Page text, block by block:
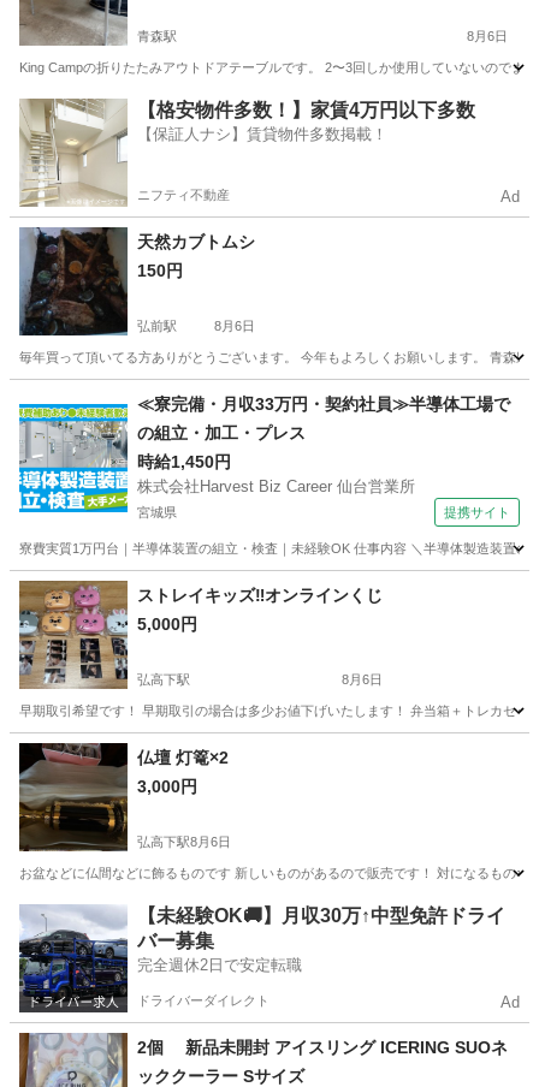
青森駅 8月6日
King Campの折りたたみアウトドアテーブルです。 2〜3回しか使用していないので
青森 青森市 青森駅 その他
【格安物件多数！】家賃4万円以下多数
【保証人ナシ】賃貸物件多数掲載！
ニフティ不動産 Ad
天然カブトムシ
150円
弘前駅 8月6日
毎年買って頂いてる方ありがとうございます。 今年もよろしくお願いします。 青森
弘前駅 その他
≪寮完備・月収33万円・契約社員≫半導体工場で
の組立・加工・プレス
時給1,450円
株式会社Harvest Biz Career 仙台営業所
宮城県 提携サイト
寮費実質1万円台｜半導体装置の組立・検査｜未経験OK 仕事内容 ＼半導体製造装置
宮城 その他
ストレイキッズ‼️オンラインくじ
5,000円
弘高下駅 8月6日
早期取引希望です！ 早期取引の場合は多少お値下げいたします！ 弁当箱＋トレカセ
青森 弘前市 弘高下駅
仏壇 灯篭×2
3,000円
弘高下駅8月6日
お盆などに仏間などに飾るものです 新しいものがあるので販売です！ 対になるもの
弘前市 弘高下駅 その他 灯篭
【未経験OK🚚】月収30万↑中型免許ドライ
バー募集
完全週休2日で安定転職
ドライバーダイレクト Ad
2個 新品未開封 アイスリング ICERING SUOネ
ッククーラー Sサイズ